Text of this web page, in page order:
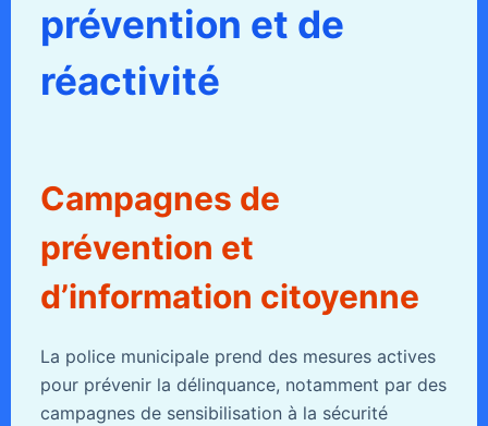
prévention et de
réactivité
Campagnes de
prévention et
d’information citoyenne
La police municipale prend des mesures actives
pour prévenir la délinquance, notamment par des
campagnes de sensibilisation à la sécurité